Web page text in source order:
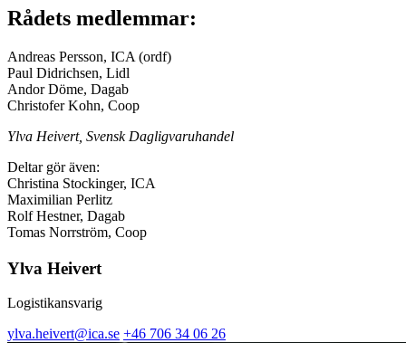
Rådets medlemmar:
Andreas Persson, ICA (ordf)
Paul Didrichsen, Lidl
Andor Döme, Dagab
Christofer Kohn, Coop
Ylva Heivert, Svensk Dagligvaruhandel
Deltar gör även:
Christina Stockinger, ICA
Maximilian Perlitz
Rolf Hestner, Dagab
Tomas Norrström, Coop
Ylva Heivert
Logistikansvarig
ylva.heivert@ica.se +46 706 34 06 26